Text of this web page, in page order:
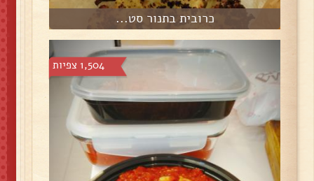
כרובית בתנור סט...
1,504 צפיות